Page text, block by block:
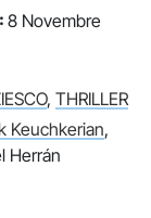
8 Novembre
, THRILLER
Keuchkerian,
Herrán